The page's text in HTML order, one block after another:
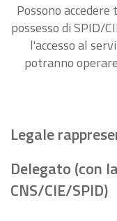
Possono
possesso di SPID/
l'accesso al
potranno
Legale
Delegato (con
CNS/CIE/SPID)